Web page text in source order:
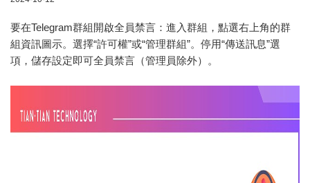
要在Telegram群組開啟全員禁言：進入群組，點選右上角的群
組資訊圖示。選擇“許可權”或“管理群組”。停用“傳送訊息”選
項，儲存設定即可全員禁言（管理員除外）。